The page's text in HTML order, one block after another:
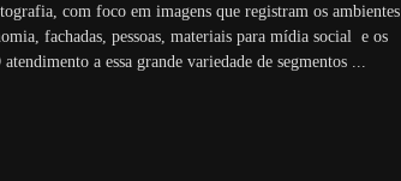
com foco em imagens que registram os ambientes
fachadas, pessoas, materiais para mídia social e os
a essa grande variedade de segmentos ...